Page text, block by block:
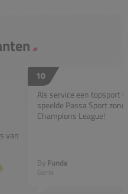
van
10
Als service een topsport
speelde Passa Sport
Champions League!
By Funda
Genk